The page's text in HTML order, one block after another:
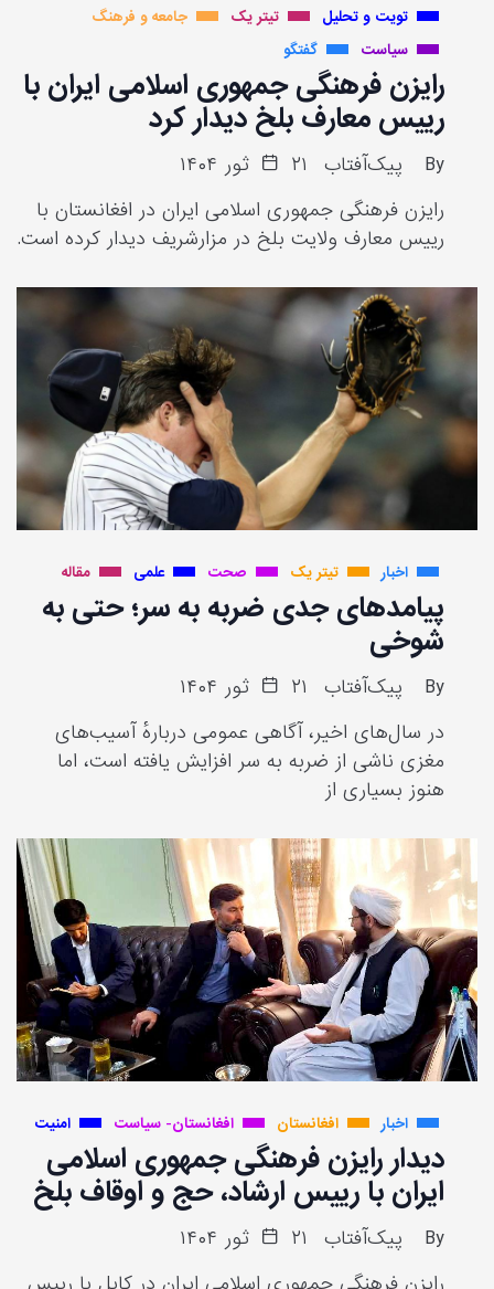
تویت و تحلیل
تیتر یک
جامعه و فرهنگ
سیاست
گفتگو
رایزن فرهنگی جمهوری اسلامی ایران با
رییس معارف بلخ دیدار کرد
پیک‌آفتاب ۲۱ ثور ۱۴۰۴
رایزن فرهنگی جمهوری اسلامی ایران در افغانستان با
رییس معارف ولایت بلخ در مزارشریف دیدار کرده است.
اخبار تیتر یک صحت علمی مقاله
پیامدهای جدی ضربه به سر؛ حتی به
شوخی
پیک‌آفتاب ۲۱ ثور ۱۴۰۴
در سال‌های اخیر، آگاهی عمومی دربارهٔ آسیب‌های
مغزی ناشی از ضربه به سر افزایش یافته است، اما
هنوز بسیاری از
اخبار افغانستان افغانستان- سیاست امنیت
دیدار رایزن فرهنگی جمهوری اسلامی
ایران با رییس ارشاد، حج و اوقاف بلخ
پیک‌آفتاب ۲۱ ثور ۱۴۰۴